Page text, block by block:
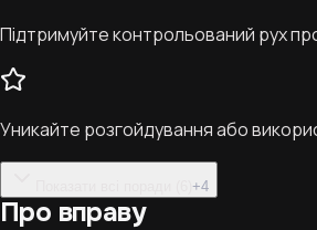
Підтримуйте контрольований рух
Уникайте розгойдування або
+4
Про вправу